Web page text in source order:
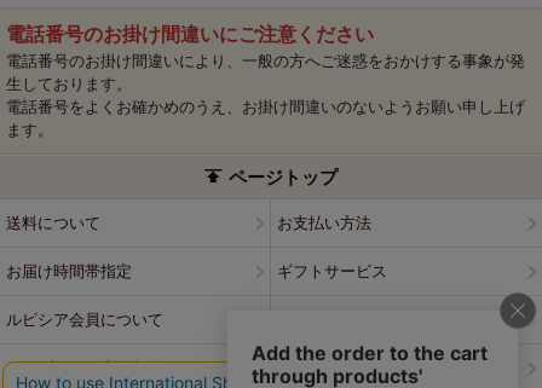
電話番号のお掛け間違いにご注意ください
電話番号のお掛け間違いにより、一般の方へご迷惑をおかけする事象が発
生しております。
電話番号をよくお確かめのうえ、お掛け間違いのないようお願い申し上げ
ます。
ページトップ
送料について お支払い方法
お届け時間帯指定 ギフトサービス
ルピシア会員について
ウェブサイト利用規約 特定商取引法に基づく表記